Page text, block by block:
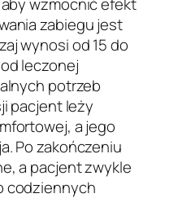
wzmocnić efekt
zabiegu jest
wynosi od 15 do
leczonej
potrzeb
pacjent leży
a jego
Po zakończeniu
a pacjent zwykle
codziennych